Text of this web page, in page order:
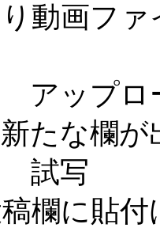
動画フ
アップロ
たな欄が
試写
欄に貼